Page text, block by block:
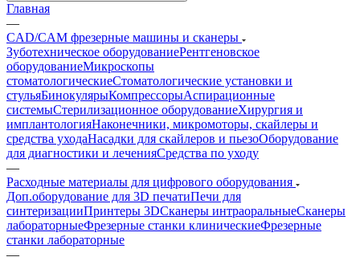
Главная
—
CAD/CAM фрезерные машины и сканеры
Зуботехническое оборудованиеРентгеновское
оборудованиеМикроскопы
стоматологическиеСтоматологические установки и
стульяБинокулярыКомпрессорыАспирационные
системыСтерилизационное оборудованиеХирургия и
имплантологияНаконечники, микромоторы, скайлеры и
средства уходаНасадки для скайлеров и пьезоОборудование
для диагностики и леченияСредства по уходу
—
Расходные материалы для цифрового оборудования
Доп.оборудование для 3D печатиПечи для
синтеризацииПринтеры 3DСканеры интраоральныеСканеры
лабораторныеФрезерные станки клиническиеФрезерные
станки лабораторные
—